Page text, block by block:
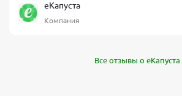
еКапуста
Компания
Все отзывы о еКапуста